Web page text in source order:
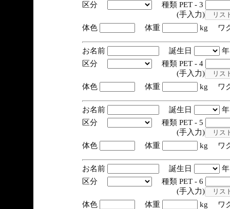
区分
種類 PET - 3
(手入力)
体色
体重 kg ワ
お名前 誕生日
区分
種類 PET - 4
(手入力)
体色
体重 kg ワ
お名前 誕生日
区分
種類 PET - 5
(手入力)
体色
体重 kg ワ
お名前 誕生日
区分
種類 PET - 6
(手入力)
体色
体重 kg ワ